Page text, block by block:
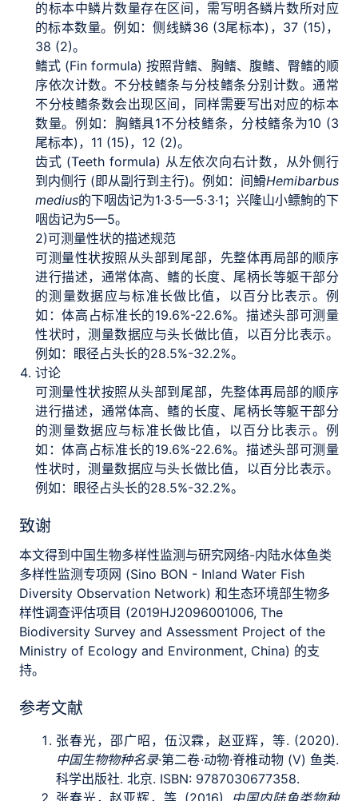
的标本中鳞片数量存在区间，需写明各鳞片数所对应
的标本数量。例如：侧线鳞36 (3尾标本)，37 (15)，
38 (2)。
鳍式 (Fin formula) 按照背鳍、胸鳍、腹鳍、臀鳍的顺
序依次计数。不分枝鳍条与分枝鳍条分别计数。通常
不分枝鳍条数会出现区间，同样需要写出对应的标本
数量。例如：胸鳍具1不分枝鳍条，分枝鳍条为10 (3
尾标本)，11 (15)，12 (2)。
齿式 (Teeth formula) 从左依次向右计数，从外侧行
到内侧行 (即从副行到主行)。例如：间䱻Hemibarbus
medius的下咽齿记为1·3·5—5·3·1；兴隆山小鳔鮈的下
咽齿记为5—5。
2)可测量性状的描述规范
可测量性状按照从头部到尾部，先整体再局部的顺序
进行描述，通常体高、鳍的长度、尾柄长等躯干部分
的测量数据应与标准长做比值，以百分比表示。例
如：体高占标准长的19.6%-22.6%。描述头部可测量
性状时，测量数据应与头长做比值，以百分比表示。
例如：眼径占头长的28.5%-32.2%。
讨论
可测量性状按照从头部到尾部，先整体再局部的顺序
进行描述，通常体高、鳍的长度、尾柄长等躯干部分
的测量数据应与标准长做比值，以百分比表示。例
如：体高占标准长的19.6%-22.6%。描述头部可测量
性状时，测量数据应与头长做比值，以百分比表示。
例如：眼径占头长的28.5%-32.2%。
致谢
本文得到中国生物多样性监测与研究网络-内陆水体鱼类
多样性监测专项网 (Sino BON - Inland Water Fish
Diversity Observation Network) 和生态环境部生物多
样性调查评估项目 (2019HJ2096001006, The
Biodiversity Survey and Assessment Project of the
Ministry of Ecology and Environment, China) 的支
持。
参考文献
张春光，邵广昭，伍汉霖，赵亚辉，等. (2020).
中国生物物种名录·第二卷·动物·脊椎动物 (V) 鱼类.
科学出版社. 北京. ISBN: 9787030677358.